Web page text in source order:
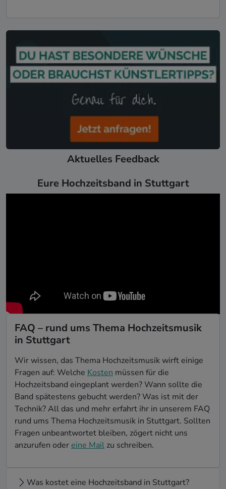
Aktuelles Feedback
Eure Hochzeitsband in Stuttgart
FAQ – rund ums Thema Hochzeitsmusik
in Stuttgart
Wir wissen, das Thema Hochzeitsmusik wirft einige
Fragen auf: Welche Kosten müssen für die
Hochzeitsband eingeplant werden? Wann sollte die
Band spätestens gebucht werden? Was ist mit der
Technik? All das und mehr erfahrt ihr in unserem FAQ
rund ums Thema Hochzeitsmusik in Stuttgart. Sollten
Fragen unbeantwortet bleiben, zögert nicht uns
anzurufen odereine Mail zu schreiben.
Was kostet eine Hochzeitsband in Stuttgart?